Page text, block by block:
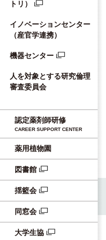
トリ）
イノベーションセンター
（産官学連携）
機器センター
人を対象とする研究倫理
審査委員会
認定薬剤師研修
CAREER SUPPORT CENTER
薬用植物園
図書館
揺籃会
同窓会
大学生協